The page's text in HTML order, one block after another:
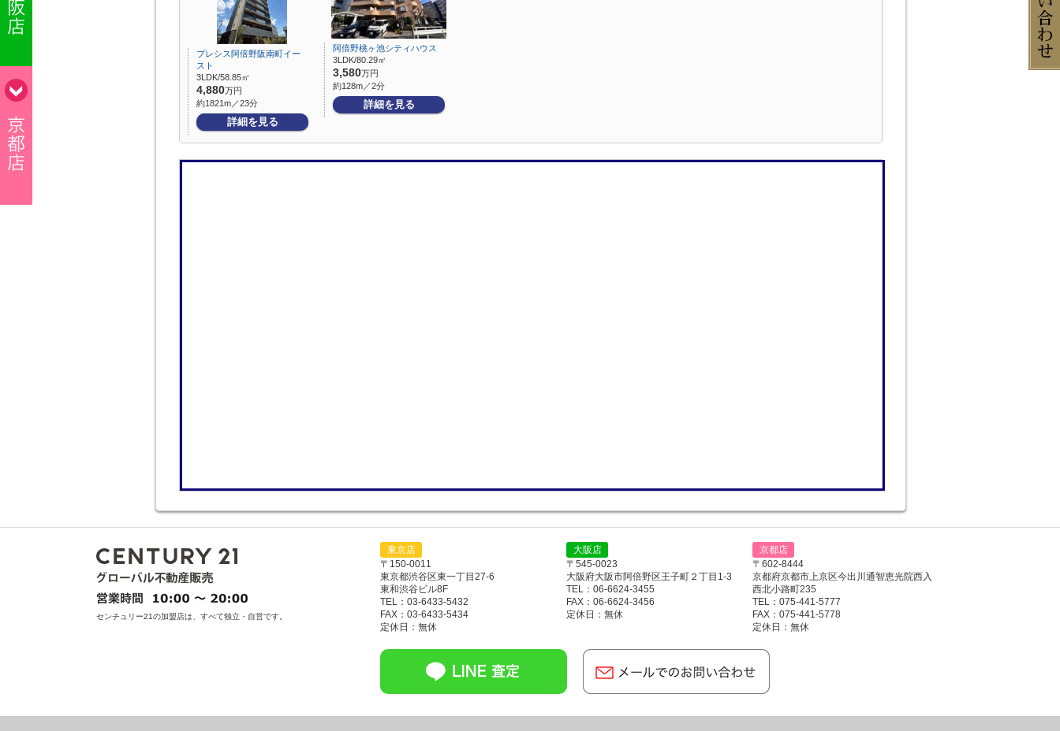
プレシス阿倍野阪南町イー
スト
3LDK/58.85㎡
4,880万円
約1821m／23分
詳細を見る
阿倍野桃ヶ池シティハウス
3LDK/80.29㎡
3,580万円
約128m／2分
詳細を見る
センチュリー21の加盟店は、すべて独立・自営です。
東京店
〒150-0011
東京都渋谷区東一丁目27-6
東和渋谷ビル8F
TEL：03-6433-5432
FAX：03-6433-5434
定休日：無休
大阪店
〒545-0023
大阪府大阪市阿倍野区王子町２丁目1-3
TEL：06-6624-3455
FAX：06-6624-3456
定休日：無休
京都店
〒602-8444
京都府京都市上京区今出川通智恵光院西入
西北小路町235
TEL：075-441-5777
FAX：075-441-5778
定休日：無休